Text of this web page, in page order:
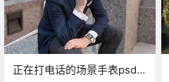
正在打电话的场景手表psd样